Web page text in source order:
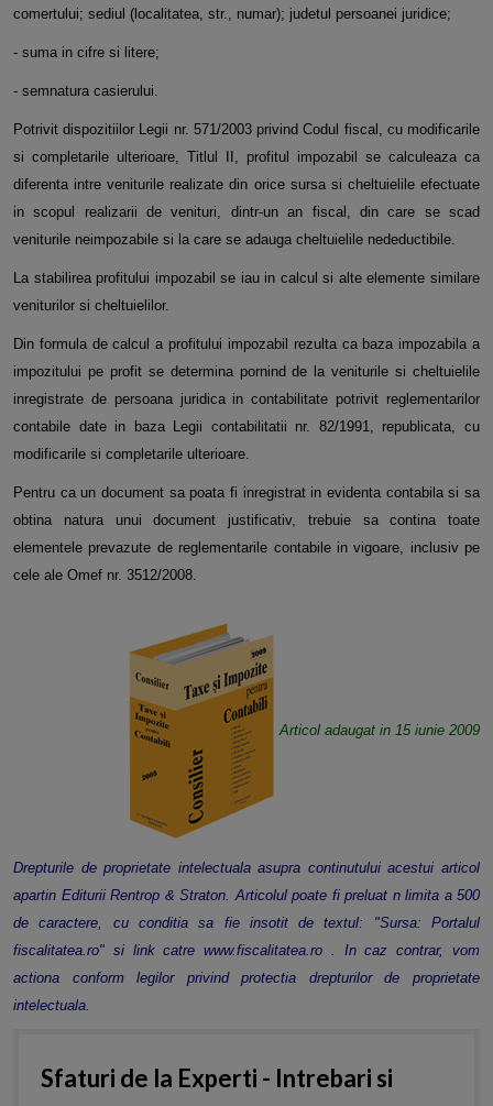
comertului; sediul (localitatea, str., numar); judetul persoanei juridice;
- suma in cifre si litere;
- semnatura casierului.
Potrivit dispozitiilor Legii nr. 571/2003 privind Codul fiscal, cu modificarile
si completarile ulterioare, Titlul II, profitul impozabil se calculeaza ca
diferenta intre veniturile realizate din orice sursa si cheltuielile efectuate
in scopul realizarii de venituri, dintr-un an fiscal, din care se scad
veniturile neimpozabile si la care se adauga cheltuielile nedeductibile.
La stabilirea profitului impozabil se iau in calcul si alte elemente similare
veniturilor si cheltuielilor.
Din formula de calcul a profitului impozabil rezulta ca baza impozabila a
impozitului pe profit se determina pornind de la veniturile si cheltuielile
inregistrate de persoana juridica in contabilitate potrivit reglementarilor
contabile date in baza Legii contabilitatii nr. 82/1991, republicata, cu
modificarile si completarile ulterioare.
Pentru ca un document sa poata fi inregistrat in evidenta contabila si sa
obtina natura unui document justificativ, trebuie sa contina toate
elementele prevazute de reglementarile contabile in vigoare, inclusiv pe
cele ale Omef nr. 3512/2008.
Articol adaugat in 15 iunie 2009
Drepturile de proprietate intelectuala asupra continutului acestui articol
apartin Editurii Rentrop & Straton. Articolul poate fi preluat n limita a 500
de caractere, cu conditia sa fie insotit de textul: "Sursa: Portalul
fiscalitatea.ro" si link catre www.fiscalitatea.ro . In caz contrar, vom
actiona conform legilor privind protectia drepturilor de proprietate
intelectuala.
Sfaturi de la Experti - Intrebari si